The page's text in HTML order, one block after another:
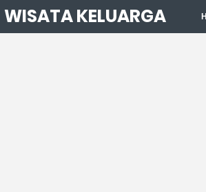
WISATA KELUARGA